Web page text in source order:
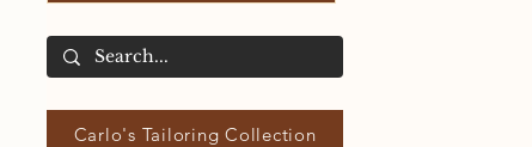
Carlo's Tailoring Collection